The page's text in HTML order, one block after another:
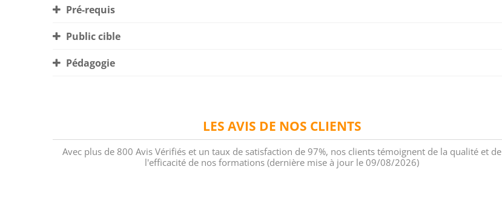
Pré-requis
Public cible
Pédagogie
LES AVIS DE NOS CLIENTS
Avec plus de 800 Avis Vérifiés et un taux de satisfaction de 97%, nos clients témoignent de la qualité et de
l'efficacité de nos formations (dernière mise à jour le 09/08/2026)